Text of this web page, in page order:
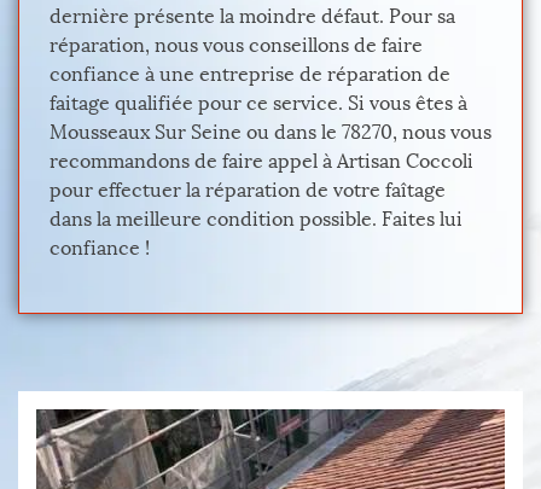
dernière présente la moindre défaut. Pour sa
réparation, nous vous conseillons de faire
confiance à une entreprise de réparation de
faitage qualifiée pour ce service. Si vous êtes à
Mousseaux Sur Seine ou dans le 78270, nous vous
recommandons de faire appel à Artisan Coccoli
pour effectuer la réparation de votre faîtage
dans la meilleure condition possible. Faites lui
confiance !